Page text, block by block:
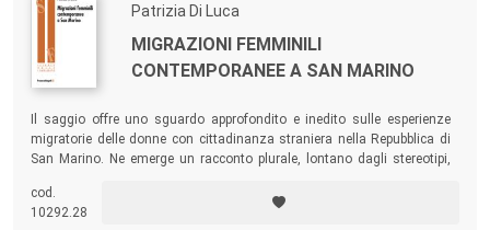
Patrizia Di Luca
MIGRAZIONI FEMMINILI
CONTEMPORANEE A SAN MARINO
Il saggio offre uno sguardo approfondito e inedito sulle esperienze
migratorie delle donne con cittadinanza straniera nella Repubblica di
San Marino. Ne emerge un racconto plurale, lontano dagli stereotipi,
Paese.
cod.
10292.28